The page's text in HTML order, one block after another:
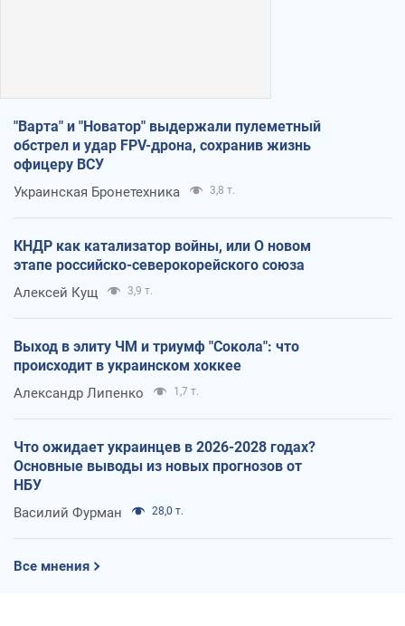
"Варта" и "Новатор" выдержали пулеметный
обстрел и удар FPV-дрона, сохранив жизнь
офицеру ВСУ
Украинская Бронетехника 3,8 т.
КНДР как катализатор войны, или О новом
этапе российско-северокорейского союза
Алексей Кущ 3,9 т.
Выход в элиту ЧМ и триумф "Сокола": что
происходит в украинском хоккее
Александр Липенко 1,7 т.
Что ожидает украинцев в 2026-2028 годах?
Основные выводы из новых прогнозов от
НБУ
Василий Фурман 28,0 т.
Все мнения